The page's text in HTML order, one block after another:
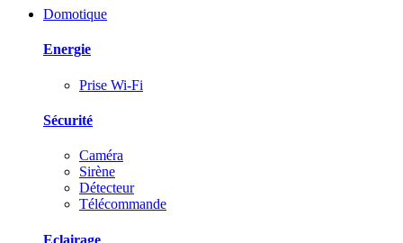
Domotique
Energie
Prise Wi-Fi
Sécurité
Caméra
Sirène
Détecteur
Télécommande
Eclairage